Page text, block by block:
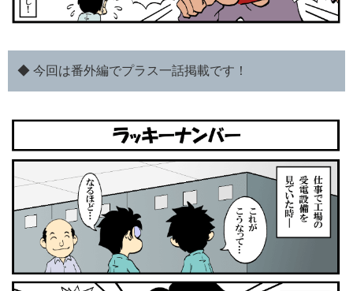
◆ 今回は番外編でプラス一話掲載です！